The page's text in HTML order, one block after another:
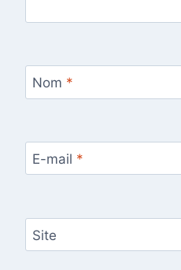
Nom *
E-mail *
Site